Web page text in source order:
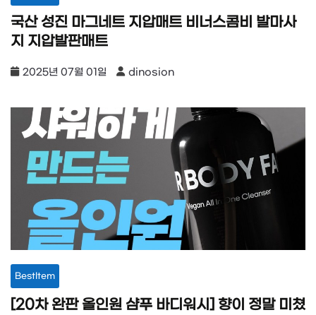
국산 성진 마그네트 지압매트 비너스콤비 발마사
지 지압발판매트
2025년 07월 01일 dinosion
BestItem
[20차 완판 올인원 샴푸 바디워시] 향이 정말 미쳤